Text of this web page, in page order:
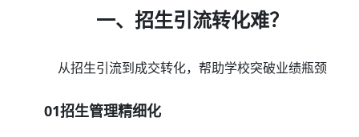
一、招生引流转化难？
从招生引流到成交转化，帮助学校突破业绩瓶颈
01招生管理精细化